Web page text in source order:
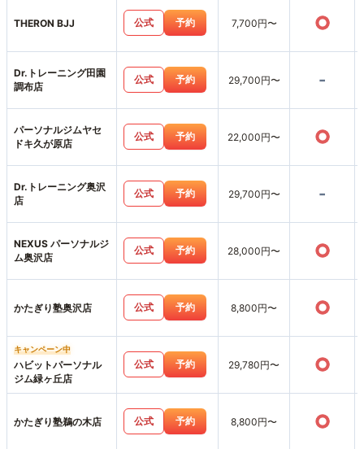
THERON BJJ 公式 予約 7,700円〜 ○
Dr.トレーニング田園
調布店
公式 予約 29,700円〜 -
パーソナルジムヤセ
ドキ久が原店
公式 予約 22,000円〜 ○
Dr.トレーニング奥沢
店
公式 予約 29,700円〜 -
NEXUS パーソナルジ
ム奥沢店
公式 予約 28,000円〜 ○
かたぎり塾奥沢店 公式 予約 8,800円〜 ○
キャンペーン中
ハビットパーソナル
ジム緑ヶ丘店
公式 予約 29,780円〜 ○
かたぎり塾鵜の木店 公式 予約 8,800円〜 ○